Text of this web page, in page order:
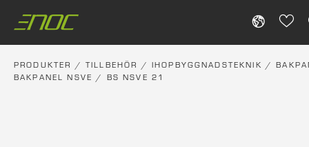
content
PRODUKTER / TILLBEHÖR / IHOPBYGGNADSTEKNIK /
BAKPANEL NSVE / BS NSVE 21